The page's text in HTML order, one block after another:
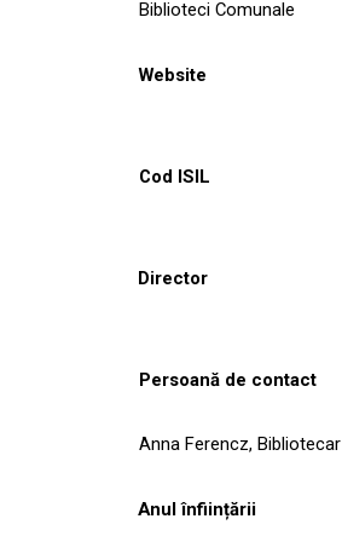
Biblioteci Comunale
Website
Cod ISIL
Director
Persoană de contact
Anna Ferencz, Bibliotecar
Anul înființării